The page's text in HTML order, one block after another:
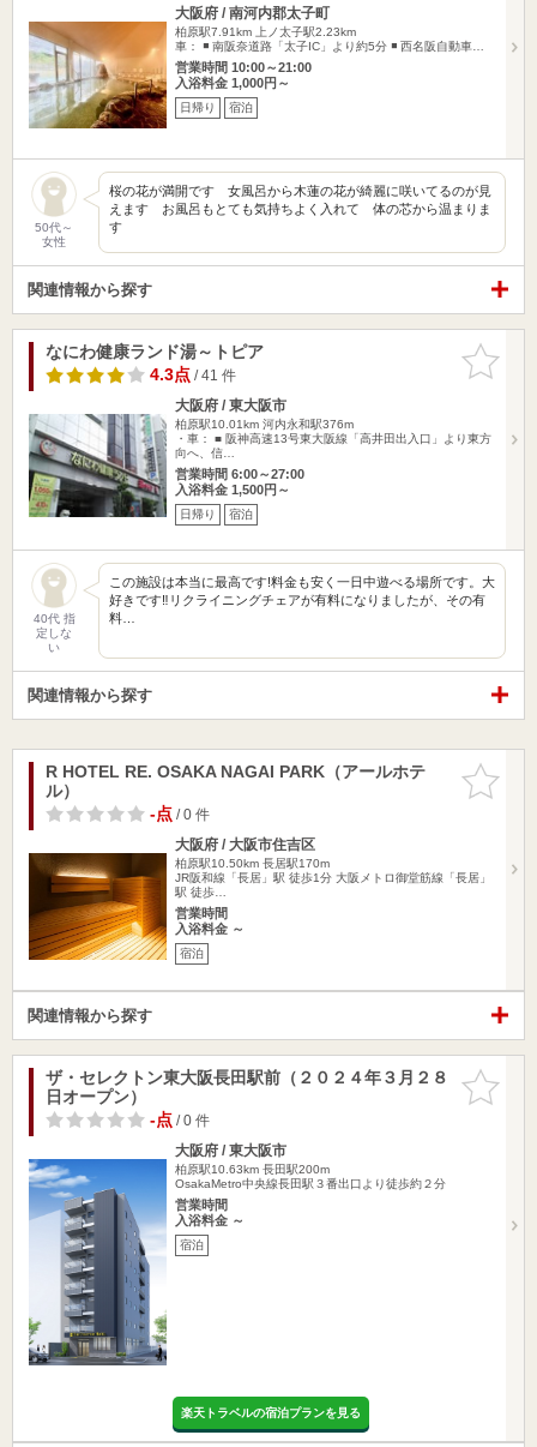
大阪府 / 南河内郡太子町
柏原駅7.91km
上ノ太子駅2.23km
車： ◾️ 南阪奈道路「太子IC」より約5分 ◾️ 西名阪自動車…
営業時間 10:00～21:00
入浴料金 1,000円～
日帰り 宿泊
50代～
女性
桜の花が満開です 女風呂から木蓮の花が綺麗に咲いてるのが見
えます お風呂もとても気持ちよく入れて 体の芯から温まりま
す
関連情報から探す
お気に入
りに追加
なにわ健康ランド湯～トピア
4.3点/ 41 件
大阪府 / 東大阪市
柏原駅10.01km 河内永和駅376m
・車： ■ 阪神高速13号東大阪線「高井田出入口」より東方
向へ、信…
営業時間 6:00～27:00
入浴料金 1,500円～
日帰り 宿泊
40代 指
定しな
い
この施設は本当に最高です!料金も安く一日中遊べる場所です。大
好きです‼︎リクライニングチェアが有料になりましたが、その有
料…
関連情報から探す
お気に入
りに追加
R HOTEL RE. OSAKA NAGAI PARK（アールホテ
ル）
-点/ 0 件
大阪府 / 大阪市住吉区
柏原駅10.50km 長居駅170m
JR阪和線「長居」駅 徒歩1分 大阪メトロ御堂筋線「長居」
駅 徒歩…
営業時間
入浴料金 ～
宿泊
関連情報から探す
お気に入
りに追加
ザ・セレクトン東大阪長田駅前（２０２４年３月２８
日オープン）
-点/ 0 件
大阪府 / 東大阪市
柏原駅10.63km 長田駅200m
OsakaMetro中央線長田駅３番出口より徒歩約２分
営業時間
入浴料金 ～
宿泊
楽天トラベルの宿泊プランを見る